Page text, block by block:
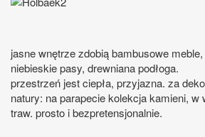
jasne wnętrze zdobią bambusowe
niebieskie pasy, drewniana podłoga.
przestrzeń jest ciepła, przyjazna. za
natury: na parapecie kolekcja kamieni, w
traw. prosto i bezpretensjonalnie.